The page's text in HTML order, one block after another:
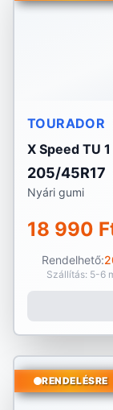
TOURADOR
X Speed TU 1
205/45R17
Nyári gumi
18 990
Rendelhető:
Szállítás: 5-6
RENDELÉSRE